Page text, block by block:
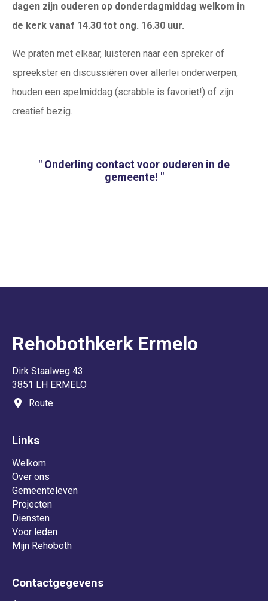
dagen zijn ouderen op donderdagmiddag welkom in
de kerk vanaf 14.30 tot ong. 16.30 uur.
We praten met elkaar, luisteren naar een spreker of
spreekster en discussiëren over allerlei onderwerpen,
houden een spelmiddag (scrabble is favoriet!) of zijn
creatief bezig.
" Onderling contact voor ouderen in de
gemeente! "
Rehobothkerk Ermelo
Dirk Staalweg 43
3851 LH ERMELO
Route
Links
Welkom
Over ons
Gemeenteleven
Projecten
Diensten
Voor leden
Mijn Rehoboth
Contactgegevens